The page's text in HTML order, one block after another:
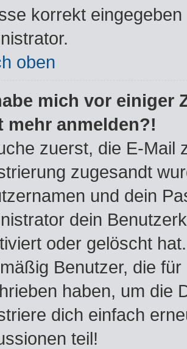
korrekt
oben
mich vor einiger
mehr anmelden?!
zuerst, die E-Mail
zugesandt
und dein
dein
oder gelöscht
Benutzer, die
haben, um die
dich einfach
teil!